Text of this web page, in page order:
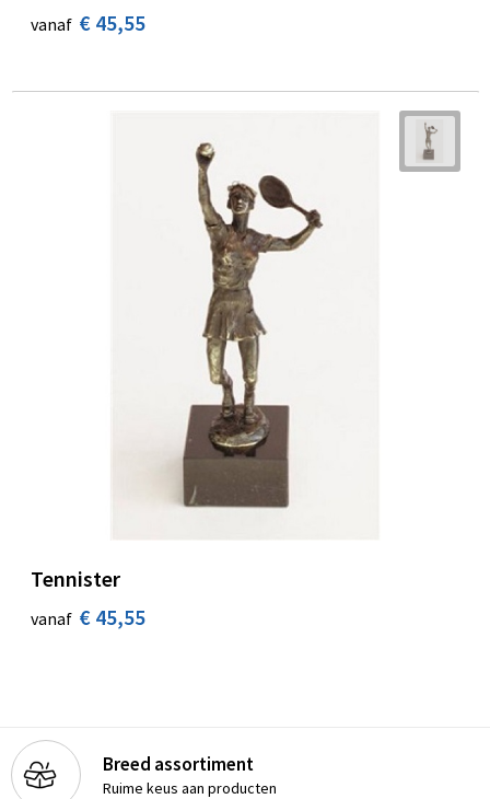
vanaf € 45,55
Tennister
vanaf € 45,55
Breed assortiment
Ruime keus aan producten